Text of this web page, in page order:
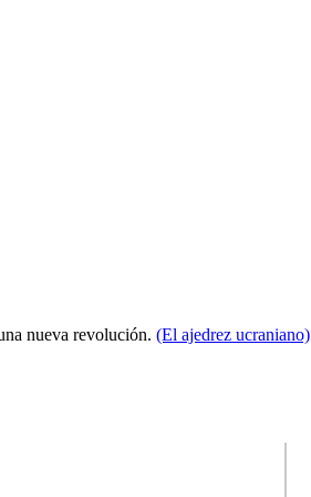
nueva revolución. (El ajedrez ucraniano)